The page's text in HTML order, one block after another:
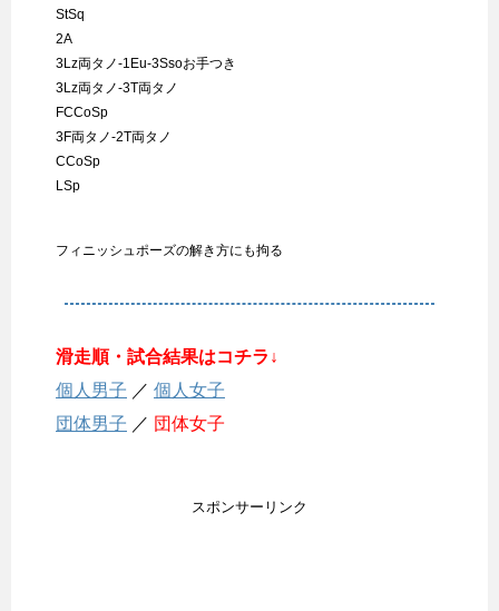
StSq
2A
3Lz両タノ-1Eu-3Ssoお手つき
3Lz両タノ-3T両タノ
FCCoSp
3F両タノ-2T両タノ
CCoSp
LSp
フィニッシュポーズの解き方にも拘る
滑走順・試合結果はコチラ↓
個人男子 ／ 個人女子
団体男子 ／ 団体女子
スポンサーリンク